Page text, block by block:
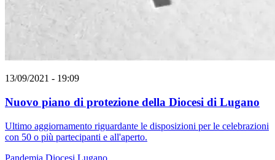
13/09/2021 - 19:09
Nuovo piano di protezione della Diocesi di Lugano
Ultimo aggiornamento riguardante le disposizioni per le celebrazioni
con 50 o più partecipanti e all'aperto.
Pandemia Diocesi Lugano